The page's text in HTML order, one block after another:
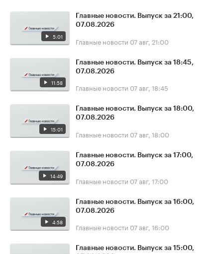
5:01
Главные новости. Выпуск за 21:00,
07.08.2026
Главные новости 07 авг, 21:00
11:58
Главные новости. Выпуск за 18:45,
07.08.2026
Главные новости 07 авг, 18:45
15:01
Главные новости. Выпуск за 18:00,
07.08.2026
Главные новости 07 авг, 18:00
14:49
Главные новости. Выпуск за 17:00,
07.08.2026
Главные новости 07 авг, 17:00
4:58
Главные новости. Выпуск за 16:00,
07.08.2026
Главные новости 07 авг, 16:00
Главные новости. Выпуск за 15:00,